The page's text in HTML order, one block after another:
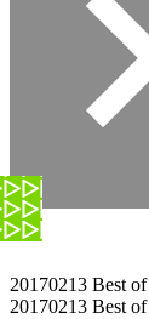
20170213 Best
20170213 Best